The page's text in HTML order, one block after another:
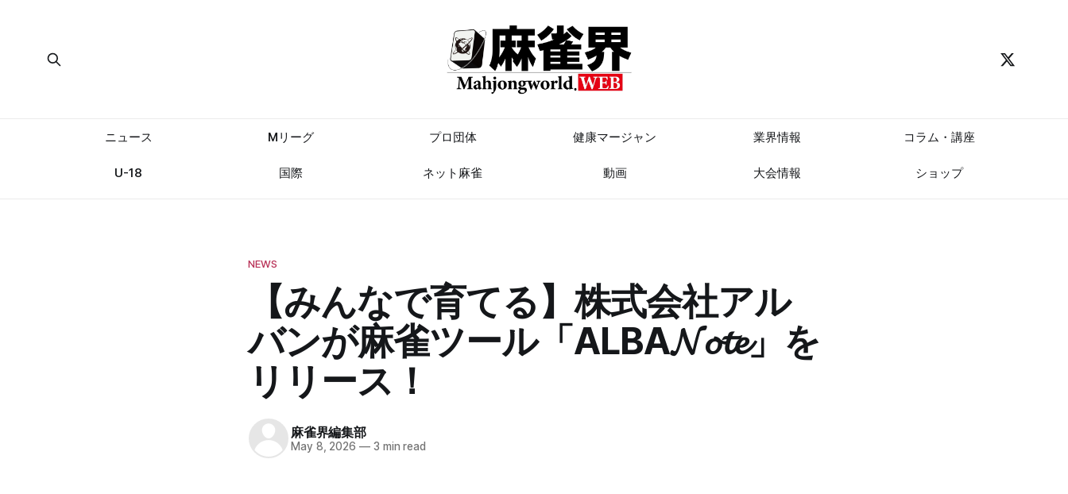
ニュース Mリーグ プロ団体 健康マージャン 業界情報 コラム・講座
U-18 国際 ネット麻雀 動画 大会情報 ショップ
NEWS
【みんなで育てる】株式会社アル
バンが麻雀ツール「ALBA𝓝𝓸𝓽𝓮」を
リリース！
麻雀界編集部
May 8, 2026 —3 min read